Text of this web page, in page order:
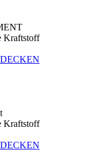
Kraftstoff
Kraftstoff